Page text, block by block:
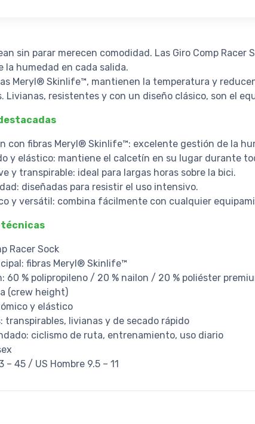
sin parar merecen comodidad. Las Giro Comp
la humedad en cada salida.
Meryl® Skinlife™, mantienen la temperatura y
Livianas, resistentes y con un diseño clásico, son el
con fibras Meryl® Skinlife™: excelente gestión de la
y elástico: mantiene el calcetín en su lugar durante
y transpirable: ideal para largas horas sobre la bici.
diseñadas para resistir el uso intensivo.
y versátil: combina fácilmente con cualquier
técnicas
Racer Sock
fibras Meryl® Skinlife™
60 % polipropileno / 20 % nailon / 20 % poliéster
(crew height)
y elástico
transpirables, livianas y de secado rápido
ciclismo de ruta, entrenamiento, uso diario
– 45 / US Hombre 9.5 – 11